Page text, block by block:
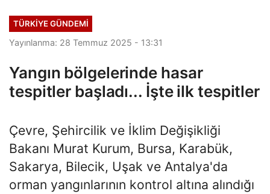
TÜRKİYE GÜNDEMİ
Yayınlanma: 28 Temmuz 2025 - 13:31
Yangın bölgelerinde hasar
tespitler başladı... İşte ilk tespitler
Çevre, Şehircilik ve İklim Değişikliği
Bakanı Murat Kurum, Bursa, Karabük,
Sakarya, Bilecik, Uşak ve Antalya'da
orman yangınlarının kontrol altına alındığı